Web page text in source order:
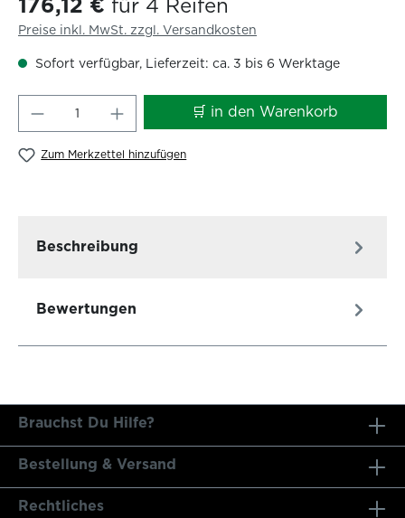
Preise inkl. MwSt. zzgl. Versandkosten
Sofort verfügbar, Lieferzeit: ca. 3 bis 6 Werktage
Produkt Anzahl: Gib den🛒 in den Warenkorb
Zum Merkzettel hinzufügen
Beschreibung
Bewertungen
Brauchst Du Hilfe?
Bestellung & Versand
Rechtliches